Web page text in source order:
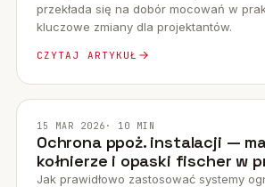
przekłada się na dobór mocowań w
kluczowe zmiany dla projektantów.
CZYTAJ ARTYKUŁ
PORADNIK
15 MAR 2026 · 10 MIN
Ochrona ppoż. instalacji —
kołnierze i opaski fischer w
Jak prawidłowo zastosować systemy